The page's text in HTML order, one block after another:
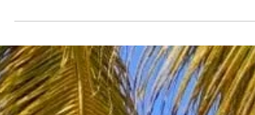
Cultura y las Islas Únicas
de Guna Yala
Guna Yala: Una cultura viva del mar Caribe Aunque
origen exacto de la tribu Guna sigue siendo incierto,
cree ampliamente que...